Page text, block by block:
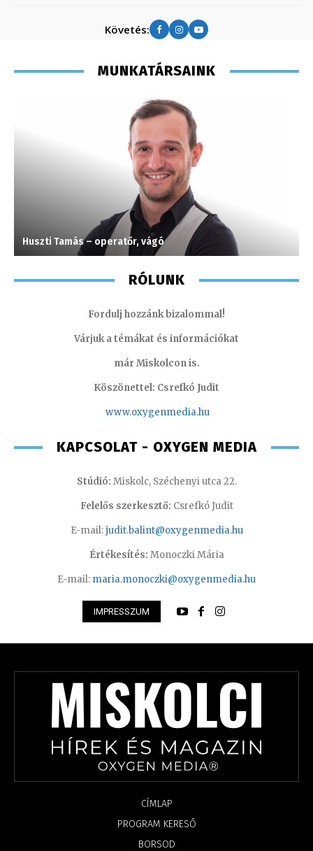
Követés:
MUNKATÁRSAINK
Huszti Tamás – operatőr, vágó
RÓLUNK
Fordulj hozzánk bizalommal!
Várjuk a témákat és információkat
már Miskolcon is.
Köszönettel: Csrefkó Judit
www.oxygenmedia.hu
KAPCSOLAT - OXYGEN MEDIA
Stúdió: Miskolc, Széchenyi utca 22.
Felelős szerkesztő: Csrefkó Judit
E-mail:judit.balint@oxygenmedia.hu
Értékesítés: Monoczki Mária
E-mail: maria.monoczki@oxygenmedia.hu
IMPRESSZUM
CÍMLAP
PROGRAM KERESŐ
BORSOD